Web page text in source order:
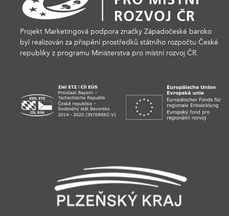
Projekt Marketingová podpora značky Západočeské baroko
byl realizován za přispění prostředků státního rozpočtu České
republiky z programu Ministerstva pro místní rozvoj ČR.